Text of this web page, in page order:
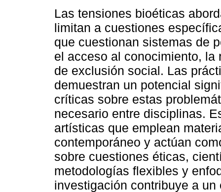
Las tensiones bioéticas
limitan a cuestiones
que cuestionan sistemas de
el acceso al conocimiento,
de exclusión social. Las
demuestran un potencial
críticas sobre estas
necesario entre disciplinas.
artísticas que emplean
contemporáneo y actúan
sobre cuestiones éticas,
metodologías flexibles y
investigación contribuye a